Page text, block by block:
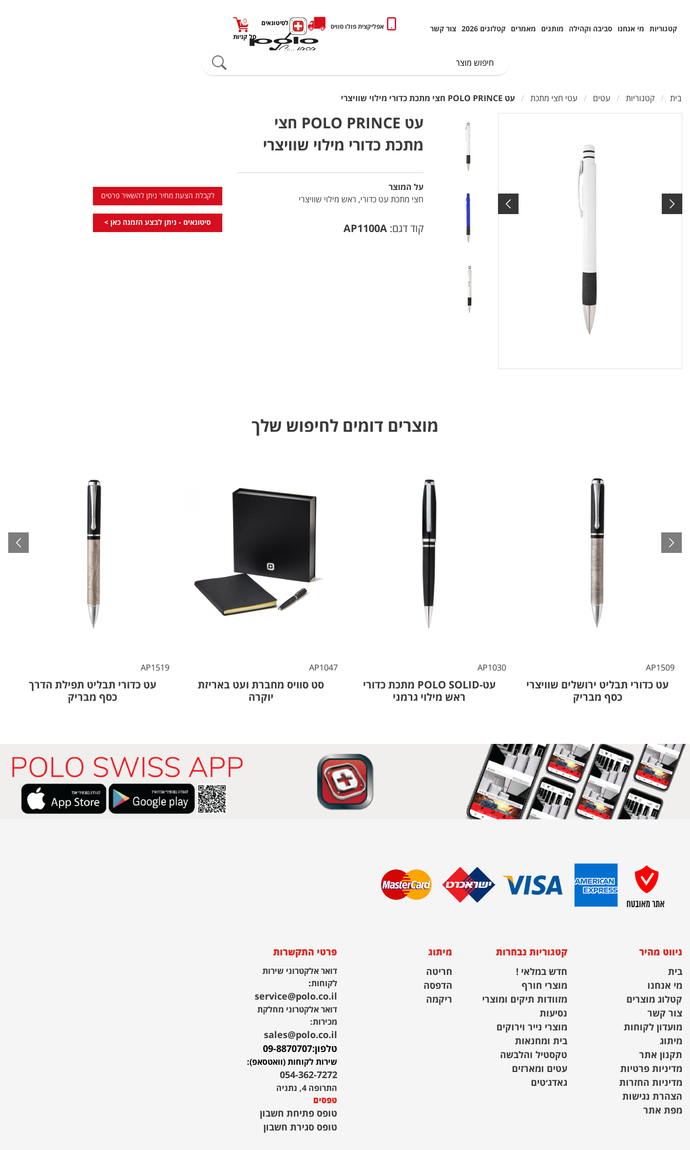
קטגוריות מי אנחנו סביבה וקהילה מותגים מאמרים קטלוגים 2026 צור קשר אפליקצית פולו סוויס
כניסה לסיטונאים
סל קניות
0
בית קטגוריות עטים עטי חצי מתכת עט POLO PRINCE חצי מתכת כדורי מילוי שוויצרי
עט POLO PRINCE חצי
מתכת כדורי מילוי שוויצרי
על המוצר
חצי מתכת עט כדורי, ראש מילוי שוויצרי
קוד דגם: AP1100A
לקבלת הצעת מחיר ניתן להשאיר פרטים
סיטונאים - ניתן לבצע הזמנה כאן >
מוצרים דומים לחיפוש שלך
AP1509
עט כדורי תבליט ירושלים שוויצרי
כסף מבריק
AP1030
עט-POLO SOLID מתכת כדורי
ראש מילוי גרמני
AP1047
סט סוויס מחברת ועט באריזת
יוקרה
AP1519
עט כדורי תבליט תפילת הדרך
כסף מבריק
ניווט מהיר
בית
מי אנחנו
קטלוג מוצרים
צור קשר
מועדון לקוחות
מיתוג
תקנון אתר
מדיניות פרטיות
מדיניות החזרות
הצהרת נגישות
מפת אתר
קטגוריות נבחרות
חדש במלאי !
מוצרי חורף
מזוודות תיקים ומוצרי
נסיעות
מוצרי נייר וירוקים
בית ומחנאות
טקסטיל והלבשה
עטים ומארזים
גאדג׳טים
מיתוג
חריטה
הדפסה
ריקמה
פרטי התקשרות
דואר אלקטרוני שירות
לקוחות:
service@polo.co.il
דואר אלקטרוני מחלקת
מכירות:
sales@polo.co.il
טלפון:09-8870707
שירות לקוחות (וואטסאפ):
054-362-7272
התרופה 4, נתניה
טפסים
טופס פתיחת חשבון
טופס סגירת חשבון